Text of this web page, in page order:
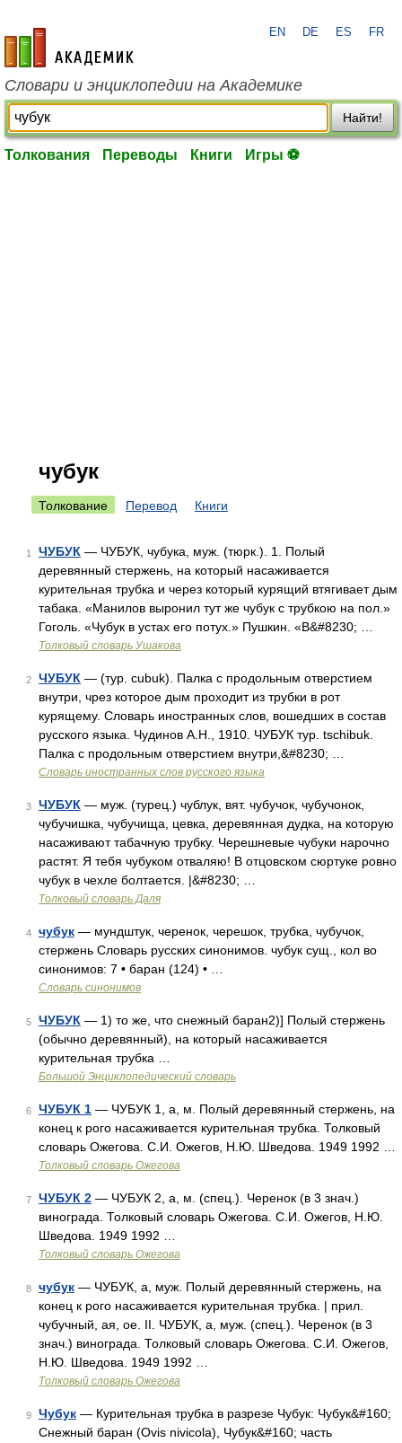
academic.ru
EN DE ES FR
Словари и энциклопедии на Академике
Найти!
Толкования Переводы Книги Игры ⚽
чубук
Толкование Перевод Книги
1 ЧУБУК — ЧУБУК, чубука, муж. (тюрк.). 1. Полый
деревянный стержень, на который насаживается
курительная трубка и через который курящий втягивает дым
табака. «Манилов выронил тут же чубук с трубкою на пол.»
Гоголь. «Чубук в устах его потух.» Пушкин. «В&#8230; …
Толковый словарь Ушакова
2 ЧУБУК — (тур. cubuk). Палка с продольным отверстием
внутри, чрез которое дым проходит из трубки в рот
курящему. Словарь иностранных слов, вошедших в состав
русского языка. Чудинов А.Н., 1910. ЧУБУК тур. tschibuk.
Палка с продольным отверстием внутри,&#8230; …
Словарь иностранных слов русского языка
3 ЧУБУК — муж. (турец.) чублук, вят. чубучок, чубучонок,
чубучишка, чубучища, цевка, деревянная дудка, на которую
насаживают табачную трубку. Черешневые чубуки нарочно
растят. Я тебя чубуком отваляю! В отцовском сюртуке ровно
чубук в чехле болтается. |&#8230; …
Толковый словарь Даля
4 чубук — мундштук, черенок, черешок, трубка, чубучок,
стержень Словарь русских синонимов. чубук сущ., кол во
синонимов: 7 • баран (124) • …
Словарь синонимов
5 ЧУБУК — 1) то же, что снежный баран2)] Полый стержень
(обычно деревянный), на который насаживается
курительная трубка …
Большой Энциклопедический словарь
6 ЧУБУК 1 — ЧУБУК 1, а, м. Полый деревянный стержень, на
конец к рого насаживается курительная трубка. Толковый
словарь Ожегова. С.И. Ожегов, Н.Ю. Шведова. 1949 1992 …
Толковый словарь Ожегова
7 ЧУБУК 2 — ЧУБУК 2, а, м. (спец.). Черенок (в 3 знач.)
винограда. Толковый словарь Ожегова. С.И. Ожегов, Н.Ю.
Шведова. 1949 1992 …
Толковый словарь Ожегова
8 чубук — ЧУБУК, а, муж. Полый деревянный стержень, на
конец к рого насаживается курительная трубка. | прил.
чубучный, ая, ое. II. ЧУБУК, а, муж. (спец.). Черенок (в 3
знач.) винограда. Толковый словарь Ожегова. С.И. Ожегов,
Н.Ю. Шведова. 1949 1992 …
Толковый словарь Ожегова
9 Чубук — Курительная трубка в разрезе Чубук: Чубук&#160;
Снежный баран (Ovis nivicola), Чубук&#160; часть